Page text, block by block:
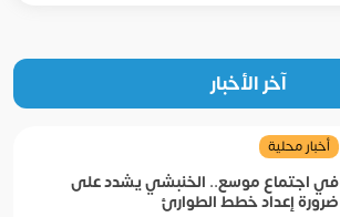
آخر الأخبار
أخبار محلية
في اجتماع موسع.. الخنبشي يشدد على
ضرورة إعداد خطط الطوارئ